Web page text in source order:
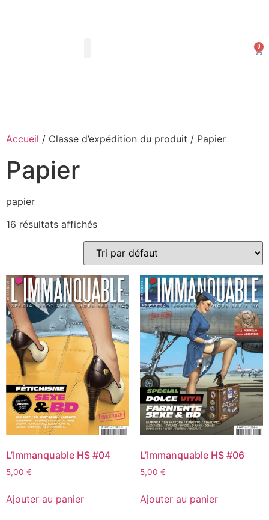
0
Accueil / Classe d’expédition du produit / Papier
Papier
papier
16 résultats affichés
L’Immanquable HS #04
5,00 €
Ajouter au panier
L’Immanquable HS #06
5,00 €
Ajouter au panier